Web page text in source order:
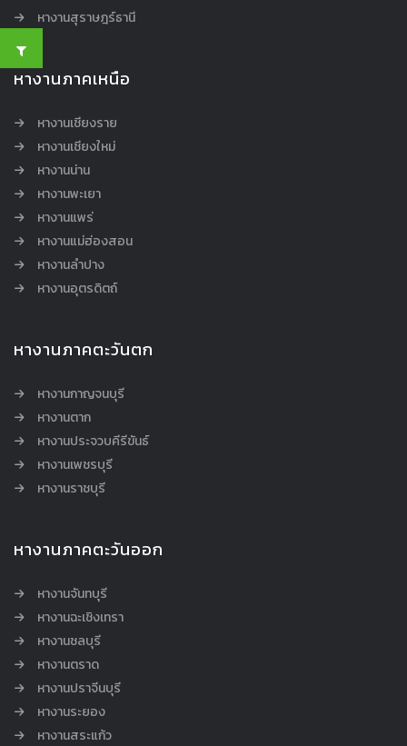
หางานสุราษฎร์ธานี
หางานภาคเหนือ
หางานเชียงราย
หางานเชียงใหม่
หางานน่าน
หางานพะเยา
หางานแพร่
หางานแม่ฮ่องสอน
หางานลำปาง
หางานอุตรดิตถ์
หางานภาคตะวันตก
หางานกาญจนบุรี
หางานตาก
หางานประจวบคีรีขันธ์
หางานเพชรบุรี
หางานราชบุรี
หางานภาคตะวันออก
หางานจันทบุรี
หางานฉะเชิงเทรา
หางานชลบุรี
หางานตราด
หางานปราจีนบุรี
หางานระยอง
หางานสระแก้ว